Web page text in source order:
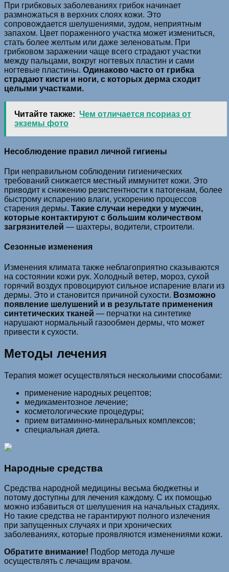
При грибковых заболеваниях грибок начинает
размножаться в верхних слоях кожи. Это
сопровождается шелушениями, зудом, неприятным
запахом. Цвет пораженного участка может измениться,
стать более желтым или даже зеленоватым. При
грибковом заражении чаще всего страдают участки
между пальцами, вокруг ногтевых пластин и сами
ногтевые пластины. Одинаково часто от грибка
страдают кисти и ноги, с которых дерма сходит
целыми участками.
Читайте также: Чем отличается псориаз от
экземы фото
Несоблюдение правил личной гигиены
При неправильном соблюдении гигиенических
требований снижается местный иммунитет кожи. Это
приводит к снижению резистентности к патогенам, более
быстрому испарению влаги, ускорению процессов
старения дермы. Такие случаи нередки у мужчин,
которые контактируют с большим количеством
загрязнителей — шахтеры, водители, строители.
Сезонные изменения
Изменения климата также неблагоприятно сказываются
на состоянии кожи рук. Холодный ветер, мороз, сухой
горячий воздух провоцируют сильное испарение влаги из
дермы. Это и становится причиной сухости. Возможно
появление шелушений и в результате применения
синтетических тканей — перчатки на синтетике
нарушают нормальный газообмен дермы, что может
привести к сухости.
Методы лечения
Терапия может осуществляться несколькими способами:
применение народных рецептов;
медикаментозное лечение;
косметологические процедуры;
прием витаминно-минеральных комплексов;
специальная диета.
Народные средства
Средства народной медицины весьма бюджетны и
потому доступны для лечения каждому. С их помощью
можно избавиться от шелушения на начальных стадиях.
Но такие средства не гарантируют полного излечения
при запущенных случаях и при хронических
заболеваниях, которые проявляются изменениями кожи.
Обратите внимание! Подбор метода лучше
осуществлять с лечащим врачом.